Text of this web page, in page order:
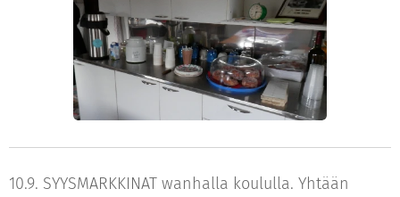
10.9. SYYSMARKKINAT wanhalla koululla. Yhtään